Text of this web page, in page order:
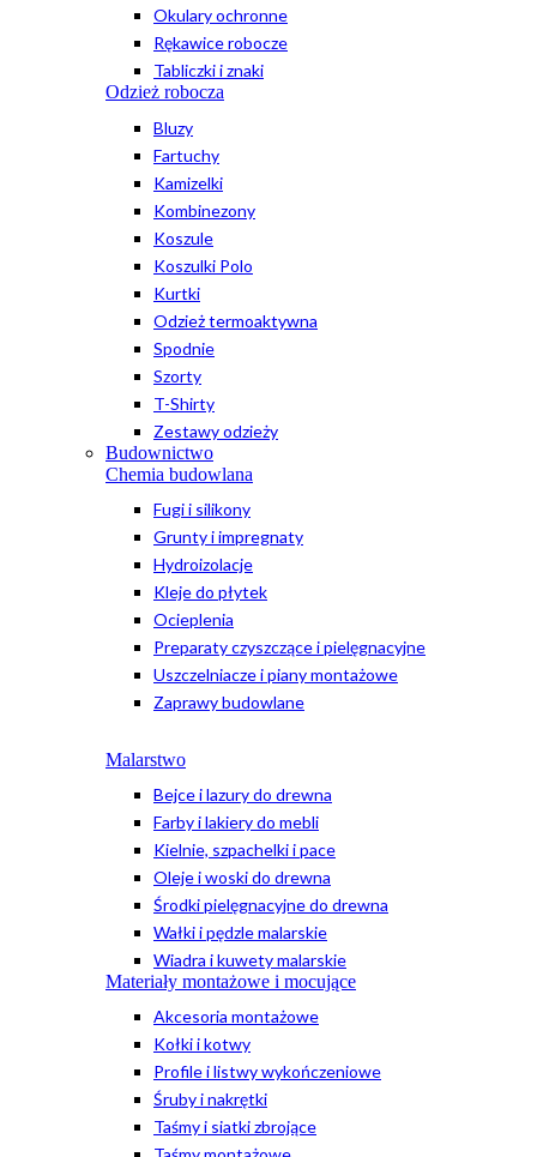
Okulary ochronne
Rękawice robocze
Tabliczki i znaki
Odzież robocza
Bluzy
Fartuchy
Kamizelki
Kombinezony
Koszule
Koszulki Polo
Kurtki
Odzież termoaktywna
Spodnie
Szorty
T-Shirty
Zestawy odzieży
Budownictwo
Chemia budowlana
Fugi i silikony
Grunty i impregnaty
Hydroizolacje
Kleje do płytek
Ocieplenia
Preparaty czyszczące i pielęgnacyjne
Uszczelniacze i piany montażowe
Zaprawy budowlane
Malarstwo
Bejce i lazury do drewna
Farby i lakiery do mebli
Kielnie, szpachelki i pace
Oleje i woski do drewna
Środki pielęgnacyjne do drewna
Wałki i pędzle malarskie
Wiadra i kuwety malarskie
Materiały montażowe i mocujące
Akcesoria montażowe
Kołki i kotwy
Profile i listwy wykończeniowe
Śruby i nakrętki
Taśmy i siatki zbrojące